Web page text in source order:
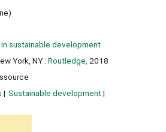
sustainable development
York, NY : Routledge, 2018
Sustainable development